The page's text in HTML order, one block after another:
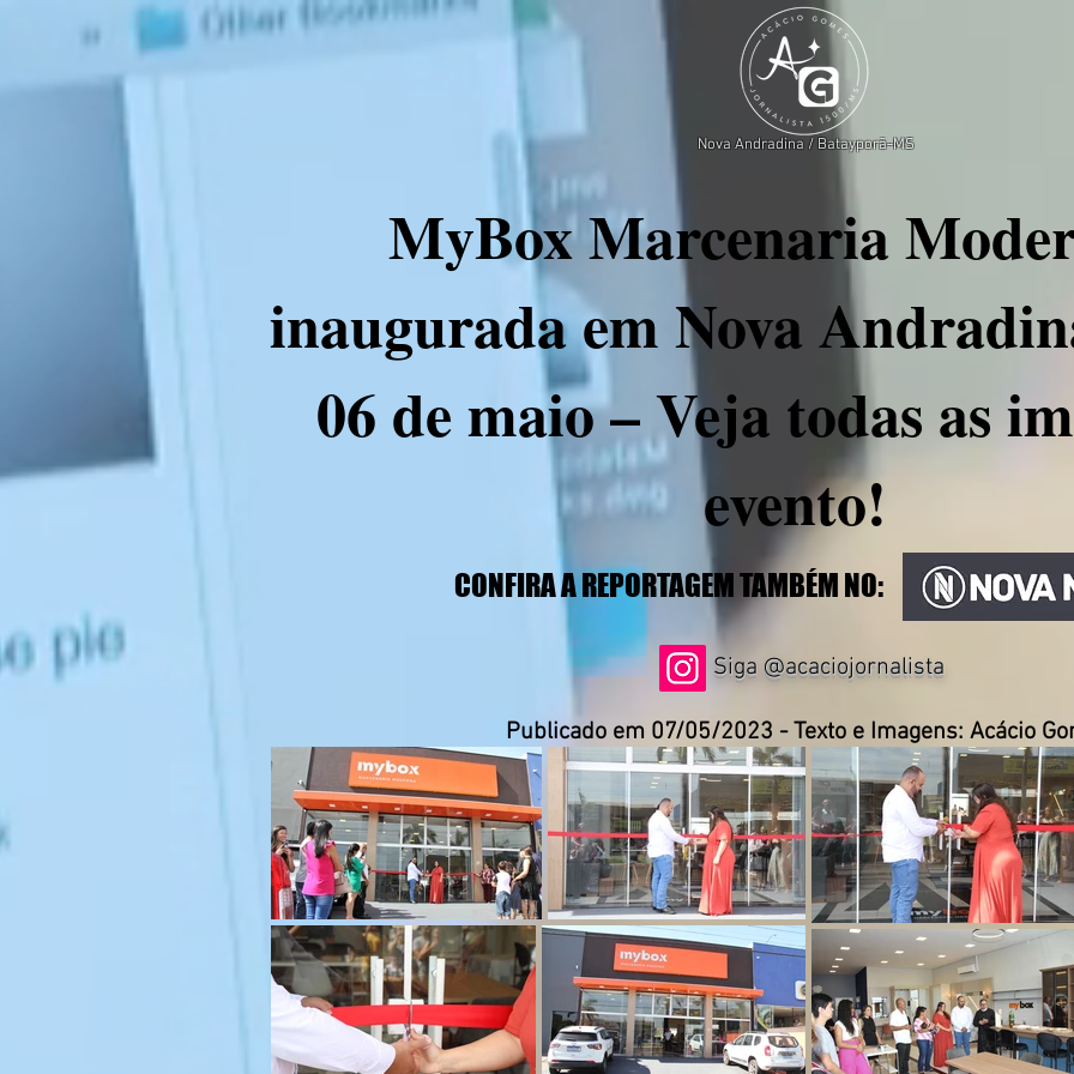
Nova Andradina / Batayporã-MS
MyBox Marcenaria
inaugurada em Nova
06 de maio – Veja todas as
evento!
CONFIRA A REPORTAGEM TAMBÉM NO:
Siga @acaciojornalista
Publicado em 07/05/2023 - Texto e Imagens: Acácio